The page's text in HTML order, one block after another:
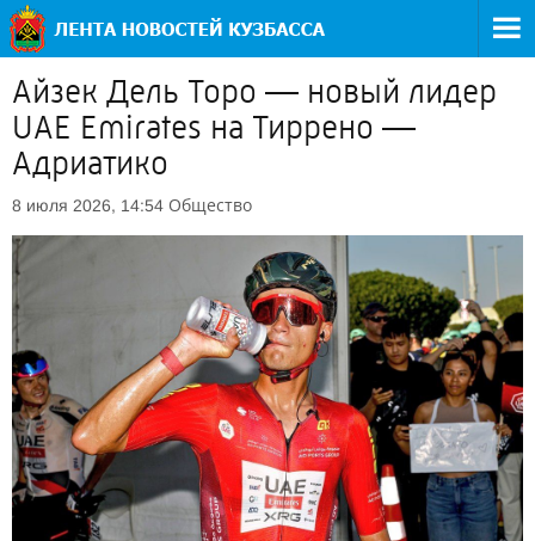
Айзек Дель Торо — новый лидер
UAE Emirates на Тиррено —
Адриатико
8 июля 2026, 14:54 Общество